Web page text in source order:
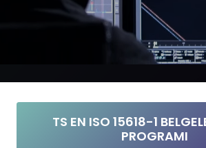
TS EN ISO 15618-1
PROGRAMI